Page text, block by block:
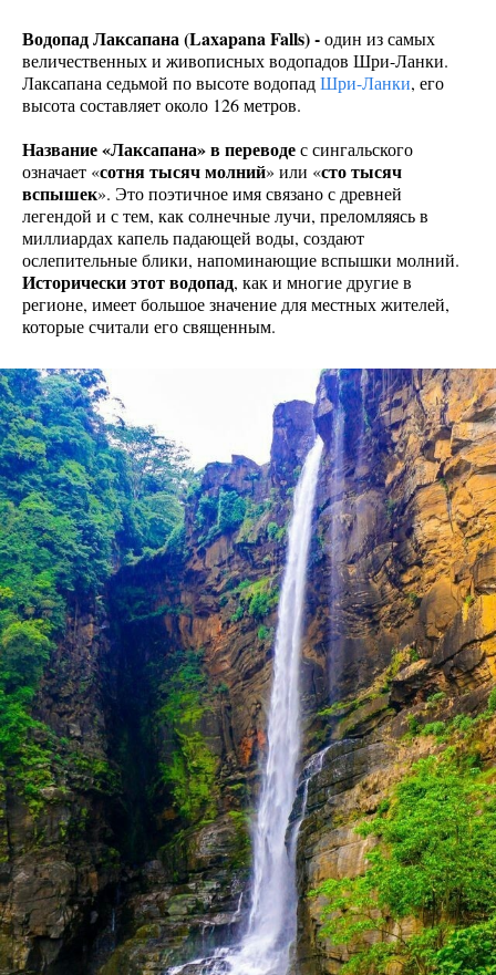
Водопад Лаксапана (Laxapana Falls) -один из самых
величественных и живописных водопадов Шри-Ланки.
Лаксапана седьмой по высоте водопадШри-Ланки, его
высота составляет около 126 метров.
Название «Лаксапана» в переводес сингальского
означает «сотня тысяч молний» или «сто тысяч
вспышек». Это поэтичное имя связано с древней
легендой и с тем, как солнечные лучи, преломляясь в
миллиардах капель падающей воды, создают
ослепительные блики, напоминающие вспышки молний.
Исторически этот водопад, как и многие другие в
регионе, имеет большое значение для местных жителей,
которые считали его священным.